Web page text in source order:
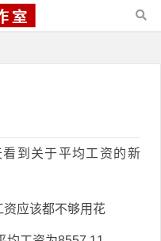
到关于平均工资的新
应该都不够用花